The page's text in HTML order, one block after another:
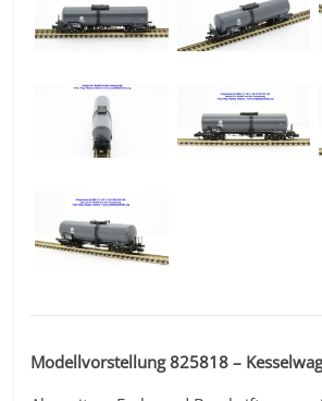
Modellvorstellung 825818 –